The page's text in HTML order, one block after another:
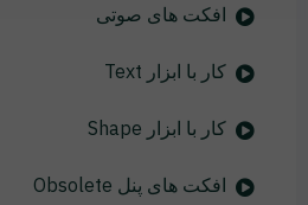
افکت های صوتی
کار با ابزار Text
کار با ابزار Shape
افکت های پنل Obsolete